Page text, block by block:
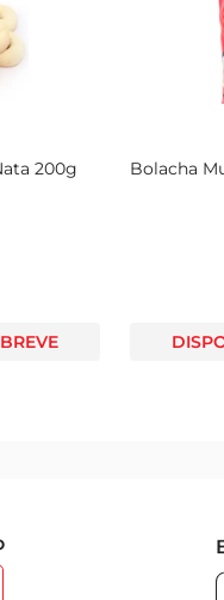
Com um peso
suas refeições em
200g Bolacha